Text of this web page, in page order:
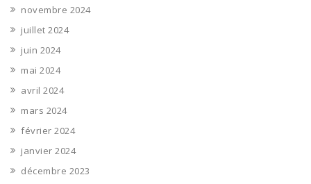
novembre 2024
juillet 2024
juin 2024
mai 2024
avril 2024
mars 2024
février 2024
janvier 2024
décembre 2023